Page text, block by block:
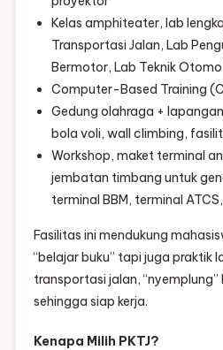
Kelas amphiteater, lab
Transportasi Jalan, Lab
Bermotor, Lab Teknik
Computer-Based Training
Gedung olahraga +
bola voli, wall climbing,
Workshop, maket terminal
jembatan timbang untuk
terminal BBM, terminal
Fasilitas ini mendukung
“belajar buku” tapi juga praktik
transportasi jalan, “nyemplung”
sehingga siap kerja.
Kenapa Milih PKTJ?